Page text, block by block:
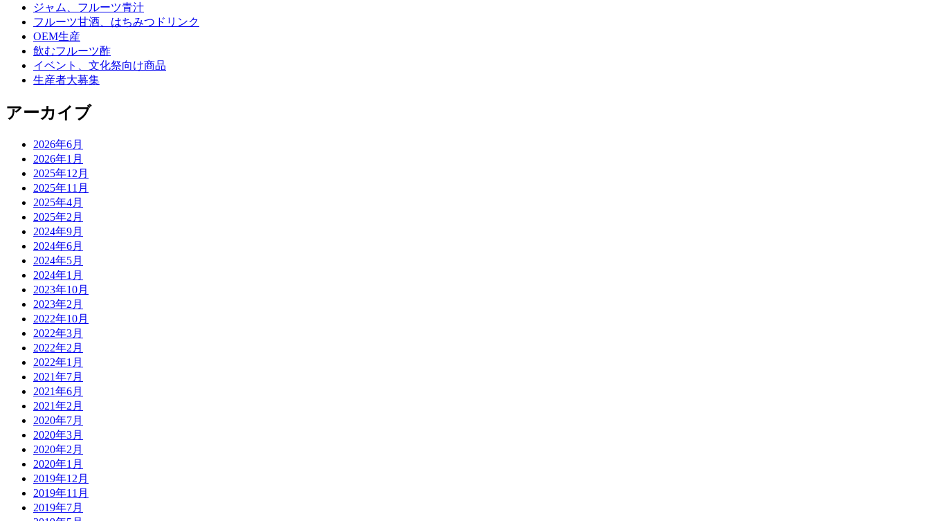
ジャム、フルーツ青汁
フルーツ甘酒、はちみつドリンク
OEM生産
飲むフルーツ酢
イベント、文化祭向け商品
生産者大募集
アーカイブ
2026年6月
2026年1月
2025年12月
2025年11月
2025年4月
2025年2月
2024年9月
2024年6月
2024年5月
2024年1月
2023年10月
2023年2月
2022年10月
2022年3月
2022年2月
2022年1月
2021年7月
2021年6月
2021年2月
2020年7月
2020年3月
2020年2月
2020年1月
2019年12月
2019年11月
2019年7月